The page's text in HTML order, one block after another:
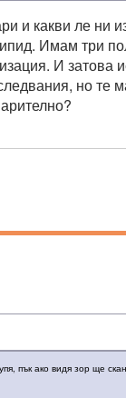
и какви ле ни
Имам три
И затова
но те
пък ако видя зор ще